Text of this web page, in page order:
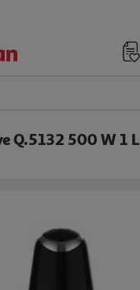
Q.5132 500 W 1 L